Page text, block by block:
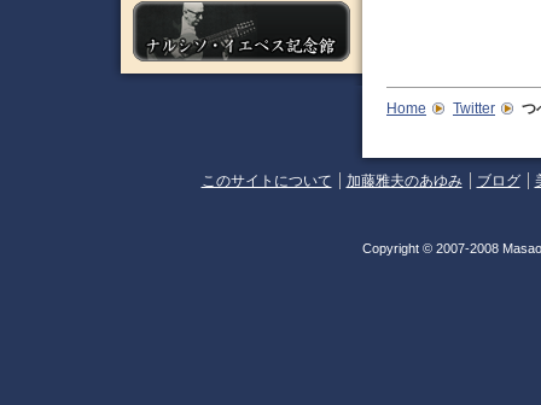
Home Twitter つ
このサイトについて 加藤雅夫のあゆみ ブログ
Copyright © 2007-2008